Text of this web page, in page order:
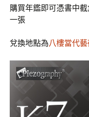
購買年鑑即可憑書中
一張
兌換地點為八樓當代